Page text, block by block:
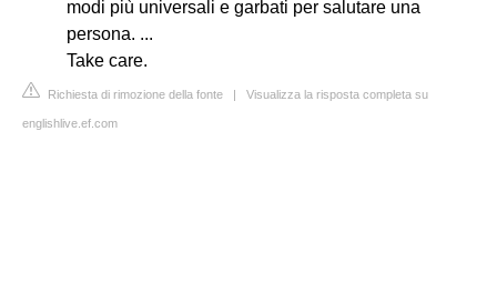
modi più universali e garbati per salutare una
persona. ...
Take care.
Richiesta di rimozione della fonte | Visualizza la risposta completa su
englishlive.ef.com